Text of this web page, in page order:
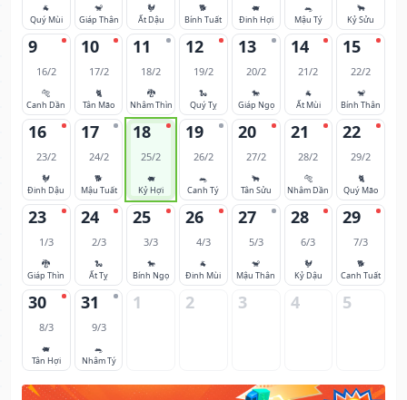
🐐
Quý Mùi
🐒
Giáp Thân
🐓
Ất Dậu
🐕
Bính Tuất
🐖
Đinh Hợi
🐀
Mậu Tý
🐂
Kỷ Sửu
9
16/2
🐅
Canh Dần
10
17/2
🐈
Tân Mão
11
18/2
🐉
Nhâm Thìn
12
19/2
🐍
Quý Tỵ
13
20/2
🐎
Giáp Ngọ
14
21/2
🐐
Ất Mùi
15
22/2
🐒
Bính Thân
16
23/2
🐓
Đinh Dậu
17
24/2
🐕
Mậu Tuất
18
25/2
🐖
Kỷ Hợi
19
26/2
🐀
Canh Tý
20
27/2
🐂
Tân Sửu
21
28/2
🐅
Nhâm Dần
22
29/2
🐈
Quý Mão
23
1/3
🐉
Giáp Thìn
24
2/3
🐍
Ất Tỵ
25
3/3
🐎
Bính Ngọ
26
4/3
🐐
Đinh Mùi
27
5/3
🐒
Mậu Thân
28
6/3
🐓
Kỷ Dậu
29
7/3
🐕
Canh Tuất
30
8/3
🐖
Tân Hợi
31
9/3
🐀
Nhâm Tý
1 2 3 4 5